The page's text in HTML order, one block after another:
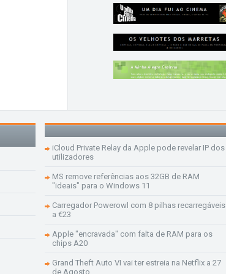
iCloud Private Relay da Apple pode revelar IP dos
utilizadores
MS remove referências aos 32GB de RAM
"ideais" para o Windows 11
Carregador Powerowl com 8 pilhas recarregáveis
a €23
Apple "encravada" com falta de RAM para os
chips A20
Grand Theft Auto VI vai ter estreia na Netflix a 27
de Agosto